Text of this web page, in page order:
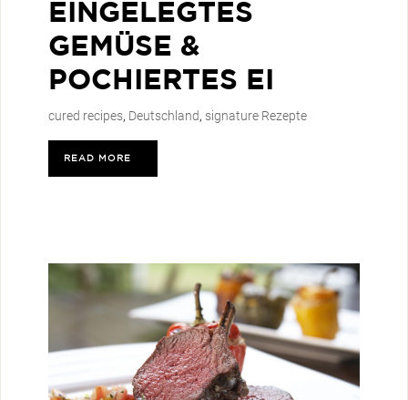
EINGELEGTES
GEMÜSE &
POCHIERTES EI
cured recipes, Deutschland, signature Rezepte
READ MORE